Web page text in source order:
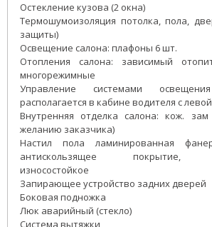
Остекление кузова (2 окна)
Термошумоизоляция потолка, пола,
защиты)
Освещение салона: плафоны 6 шт.
Отопления салона: зависимый
многорежимные
Управление системами
располагается в кабине водителя с
Внутренняя отделка салона: кож.
желанию заказчика)
Настил пола ламинированная
антискользящее покрытие,
износостойкое
Запирающее устройство задних дверей
Боковая подножка
Люк аварийный (стекло)
Система вытяжки